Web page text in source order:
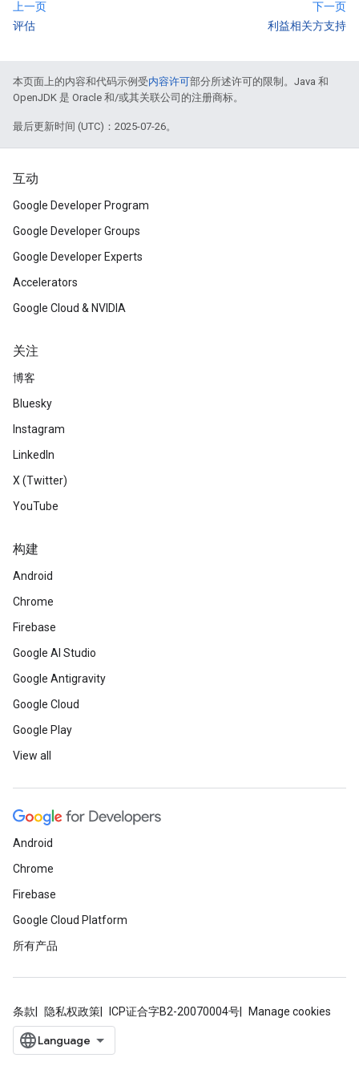
上一页
评估
下一页
利益相关方支持
本页面上的内容和代码示例受内容许可部分所述许可的限制。Java 和
OpenJDK 是 Oracle 和/或其关联公司的注册商标。
最后更新时间 (UTC)：2025-07-26。
互动
Google Developer Program
Google Developer Groups
Google Developer Experts
Accelerators
Google Cloud & NVIDIA
关注
博客
Bluesky
Instagram
LinkedIn
X (Twitter)
YouTube
构建
Android
Chrome
Firebase
Google AI Studio
Google Antigravity
Google Cloud
Google Play
View all
Android
Chrome
Firebase
Google Cloud Platform
所有产品
条款 隐私权政策 ICP证合字B2-20070004号 Manage cookies